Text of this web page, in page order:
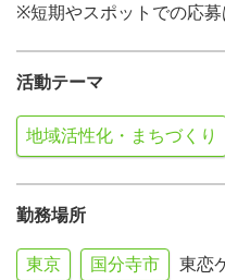
※短期やスポットでの応募
活動テーマ
地域活性化・まちづくり
勤務場所
東京 国分寺市 東恋